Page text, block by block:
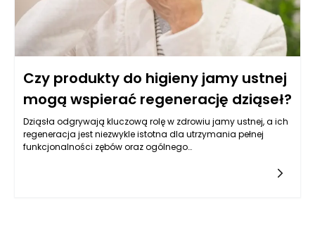
Czy produkty do higieny jamy ustnej
mogą wspierać regenerację dziąseł?
Dziąsła odgrywają kluczową rolę w zdrowiu jamy ustnej, a ich
regeneracja jest niezwykle istotna dla utrzymania pełnej
funkcjonalności zębów oraz ogólnego